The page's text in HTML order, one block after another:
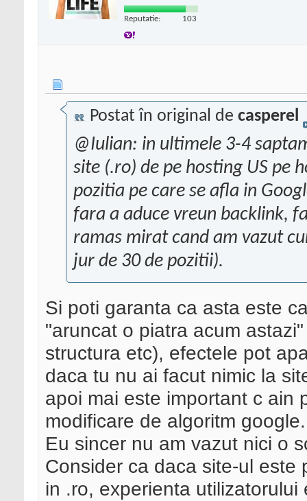
Reputatie: 103
Postat în original de casperel
@Iulian: in ultimele 3-4
site (.ro) de pe hosting US pe
pozitia pe care se afla in
fara a aduce vreun backlink,
ramas mirat cand am vazut
jur de 30 de pozitii).
Si poti garanta ca asta este
"aruncat o piatra acum
structura etc), efectele pot
daca tu nu ai facut nimic la
apoi mai este important c ain
modificare de algoritm google.
Eu sincer nu am vazut nici o
Consider ca daca site-ul este
in .ro, experienta